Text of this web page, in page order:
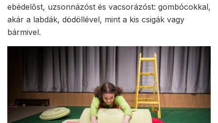
ebédelőst, uzsonnázóst és vacsorázóst: gombócokkal,
akár a labdák, dödöllével, mint a kis csigák vagy
bármivel.